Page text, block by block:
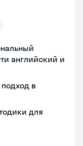
английский и
в
для